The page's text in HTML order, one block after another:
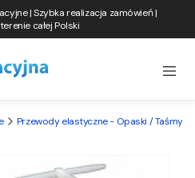
| Szybka realizacja zamówień |
całej Polski
Przewody elastyczne - Opaski / Taśmy